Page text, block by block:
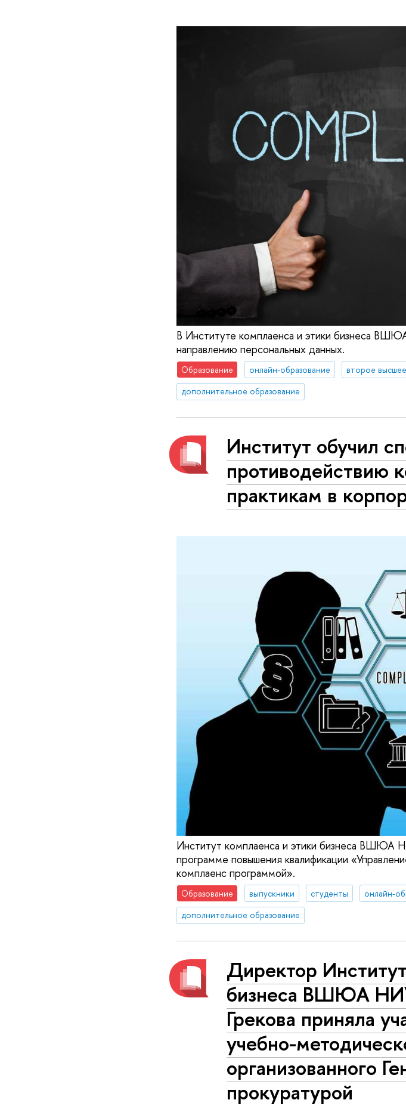
В Институте комплаенса и этики бизнеса
направлению персональных данных.
Образование онлайн-образование
второе высшее
дополнительное образование
Институт обучил
противодействию
практикам в
Институт комплаенса и этики бизнеса ВШЮА
программе повышения квалификации
комплаенс программой».
Образование выпускники студенты онлайн-
дополнительное образование
Директор
бизнеса ВШЮА
Грекова приняла
учебно-
организованного
прокуратурой